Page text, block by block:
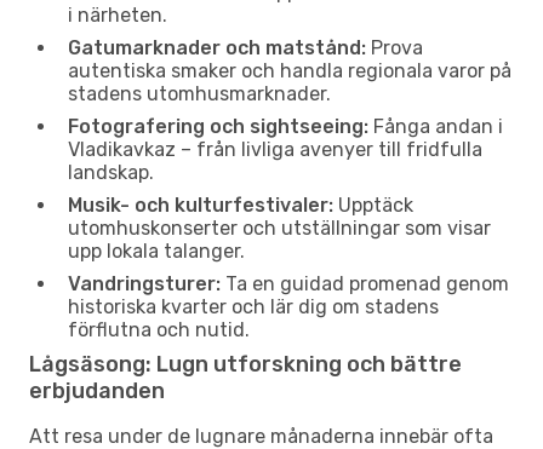
i närheten.
Gatumarknader och matstånd: Prova
autentiska smaker och handla regionala varor på
stadens utomhusmarknader.
Fotografering och sightseeing: Fånga andan i
Vladikavkaz – från livliga avenyer till fridfulla
landskap.
Musik- och kulturfestivaler: Upptäck
utomhuskonserter och utställningar som visar
upp lokala talanger.
Vandringsturer: Ta en guidad promenad genom
historiska kvarter och lär dig om stadens
förflutna och nutid.
Lågsäsong: Lugn utforskning och bättre
erbjudanden
Att resa under de lugnare månaderna innebär ofta